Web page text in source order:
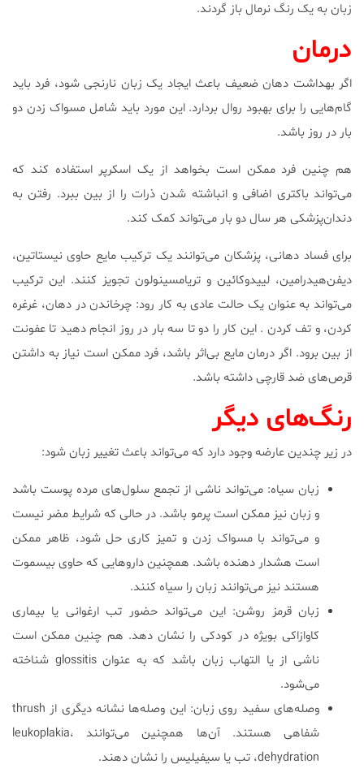
زبان به یک رنگ نرمال باز گردند.
درمان
اگر بهداشت دهان ضعیف باعث ایجاد یک زبان نارنجی شود، فرد باید
گام‌هایی را برای بهبود روال بردارد. این مورد باید شامل مسواک زدن دو
بار در روز باشد.
هم چنین فرد ممکن است بخواهد از یک اسکرپر استفاده کند که
می‌تواند باکتری اضافی و انباشته شدن ذرات را از بین ببرد. رفتن به
دندان‌پزشکی هر سال دو بار می‌تواند کمک کند.
برای فساد دهانی، پزشکان می‌توانند یک ترکیب مایع حاوی نیستاتین،
دیفن‌هیدرامین، لییدوکائین و تریامسینولون تجویز کنند. این ترکیب
می‌تواند به عنوان یک حالت عادی به کار رود: چرخاندن در دهان، غرغره
کردن، و تف کردن . این کار را دو تا سه بار در روز انجام دهید تا عفونت
از بین برود. اگر درمان مایع بی‌اثر باشد، فرد ممکن است نیاز به داشتن
قرص‌های ضد قارچی داشته باشد.
رنگ‌های دیگر
در زیر چندین عارضه وجود دارد که می‌تواند باعث تغییر زبان شود:
زبان سیاه: می‌تواند ناشی از تجمع سلول‌های مرده پوست باشد
و زبان نیز ممکن است پرمو باشد. در حالی که شرایط مضر نیست
و می‌تواند با مسواک زدن و تمیز کاری حل شود، ظاهر ممکن
است هشدار دهنده باشد. همچنین داروهایی که حاوی بیسموت
هستند نیز می‌توانند زبان را سیاه کنند.
زبان قرمز روشن: این می‌تواند حضور تب ارغوانی یا بیماری
کاوازاکی بویژه در کودکی را نشان دهد. هم چنین ممکن است
ناشی از یا التهاب زبان باشد که به عنوان glossitis شناخته
می‌شود.
وصله‌های سفید روی زبان: این وصله‌ها نشانه دیگری از thrush
شفاهی هستند. آن‌ها همچنین می‌توانند leukoplakia،
dehydration، تب یا سیفیلیس را نشان دهند.